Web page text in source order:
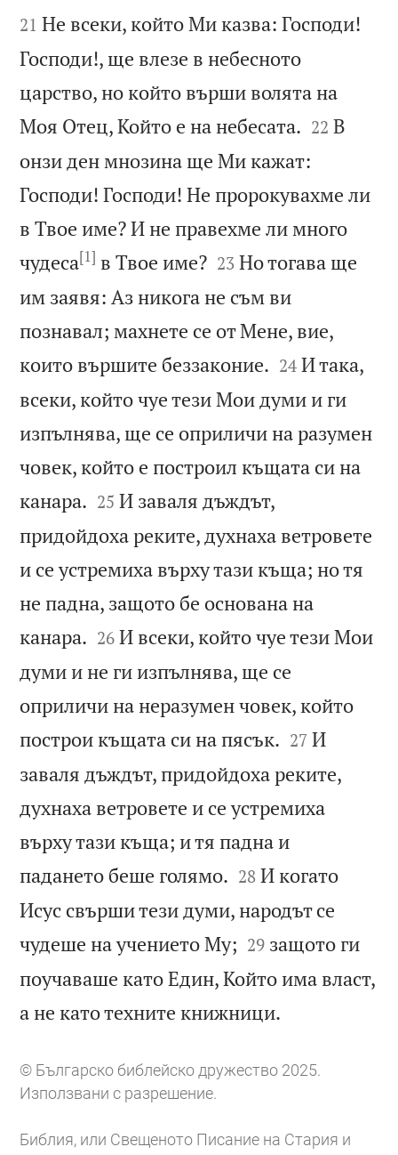


21 Не всеки, който Ми казва: Господи!
Господи!, ще влезе в небесното
царство, но който върши волята на
Моя Отец, Който е на небесата. 

22 В
онзи ден мнозина ще Ми кажат:
Господи! Господи! Не пророкувахме ли
в Твое име? И не правехме ли много
чудеса[1] в Твое име?
23 Но тогава ще
им заявя: Аз никога не съм ви
познавал; махнете се от Мене, вие,
които вършите беззаконие. 

24 И така,
всеки, който чуе тези Мои думи и ги
изпълнява, ще се оприличи на разумен
човек, който е построил къщата си на
канара. 

25 И заваля дъждът,
придойдоха реките, духнаха ветровете
и се устремиха върху тази къща; но тя
не падна, защото бе основана на
канара. 

26 И всеки, който чуе тези Мои
думи и не ги изпълнява, ще се
оприличи на неразумен човек, който
построи къщата си на пясък. 

27 И
заваля дъждът, придойдоха реките,
духнаха ветровете и се устремиха
върху тази къща; и тя падна и
падането беше голямо. 

28 И когато
Исус свърши тези думи, народът се
чудеше на учението Му; 

29 защото ги
поучаваше като Един, Който има власт,
а не като техните книжници.
© Българско библейско дружество 2025.
Използвани с разрешение.
Библия, или Свещеното Писание на Стария и